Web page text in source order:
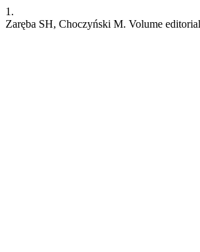
1.
Zaręba SH, Choczyński M. Volume